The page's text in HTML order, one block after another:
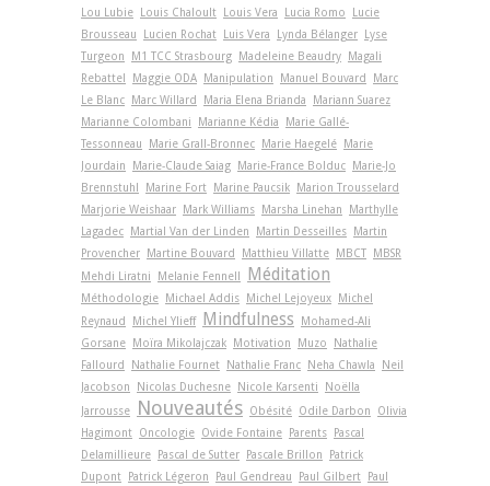
Lou Lubie Louis Chaloult Louis Vera Lucia Romo
Lucie
Brousseau
Lucien Rochat Luis Vera Lynda Bélanger Lyse
Turgeon
M1 TCC Strasbourg Madeleine Beaudry Magali
Rebattel
Maggie ODA Manipulation Manuel Bouvard
Marc
Le Blanc Marc Willard Maria Elena Brianda
Mariann Suarez
Marianne Colombani
Marianne Kédia
Marie Gallé-
Tessonneau
Marie Grall-Bronnec Marie Haegelé Marie
Jourdain
Marie-Claude Saiag Marie-France Bolduc Marie-Jo
Brennstuhl
Marine Fort Marine Paucsik Marion Trousselard
Marjorie Weishaar Mark Williams Marsha Linehan
Marthylle
Lagadec Martial Van der Linden Martin Desseilles Martin
Provencher Martine Bouvard Matthieu Villatte MBCT MBSR
Mehdi Liratni
Melanie Fennell Méditation
Méthodologie Michael Addis Michel Lejoyeux Michel
Reynaud
Michel Ylieff Mindfulness
Mohamed-Ali
Gorsane Moïra Mikolajczak Motivation Muzo
Nathalie
Fallourd
Nathalie Fournet Nathalie Franc Neha Chawla
Neil
Jacobson
Nicolas Duchesne Nicole Karsenti
Noëlla
Jarrousse
Nouveautés Obésité Odile Darbon
Olivia
Hagimont Oncologie Ovide Fontaine Parents Pascal
Delamillieure Pascal de Sutter Pascale Brillon
Patrick
Dupont Patrick Légeron Paul Gendreau Paul Gilbert Paul